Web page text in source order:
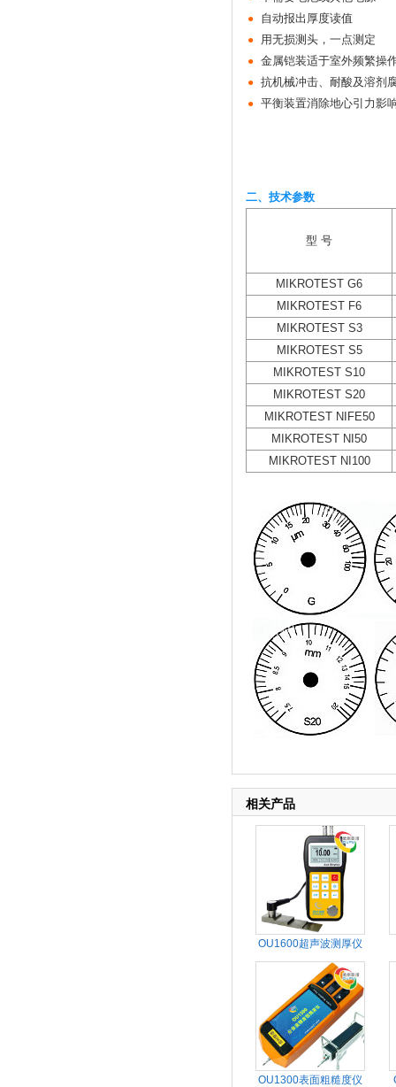
● 自动报出厚度读值
● 用无损测头，一点测定
● 金属铠装适于室外频繁操
● 抗机械冲击、耐酸及溶剂
● 平衡装置消除地心引力影
二、技术参数
型 号
MIKROTEST G6
MIKROTEST F6
MIKROTEST S3
MIKROTEST S5
MIKROTEST S10
MIKROTEST S20
MIKROTEST NIFE50
MIKROTEST NI50
MIKROTEST NI100
相关产品
OU1600超声波测厚仪
OU1300表面粗糙度仪